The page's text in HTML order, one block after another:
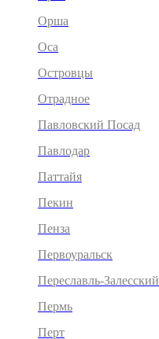
Орша
Оса
Островцы
Отрадное
Павловский Посад
Павлодар
Паттайя
Пекин
Пенза
Первоуральск
Переславль-Залесский
Пермь
Перт